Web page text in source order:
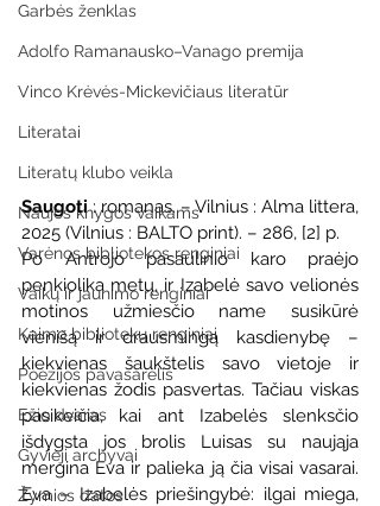
Garbės ženklas
Adolfo Ramanausko–Vanago premija
Vinco Krėvės-Mickevičiaus literatūr
Literatai
Literatų klubo veikla
Naujos knygos vaikams
Varėnos bibliotekos renginiai
Vaikų ir jaunimo renginiai
Kaimo bibliotekų renginiai
Poezijos pavasarėlis
Ežio dvaras
Gyvieji archyvai
Žymios datos
Saugoti : romanas. – Vilnius : Alma littera,
2025 (Vilnius : BALTO print). – 286, [2] p.
Po Antrojo pasaulinio karo praėjo
penkiolika metų, ir Izabelė savo velionės
motinos užmiesčio name susikūrė
vienišą ir drausmingą kasdienybę –
kiekvienas šaukštelis savo vietoje ir
kiekvienas žodis pasvertas. Tačiau viskas
pasikeičia, kai ant Izabelės slenksčio
išdygsta jos brolis Luisas su naująja
mergina Eva ir palieka ją čia visai vasarai.
Eva – Izabelės priešingybė: ilgai miega,